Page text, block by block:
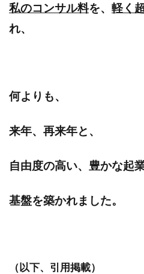
私のコンサル料を、 軽く
れ、
何よりも、
来年、再来年と、
自由度の高い、豊かな起
基盤を築かれました。
（以下、引用掲載）